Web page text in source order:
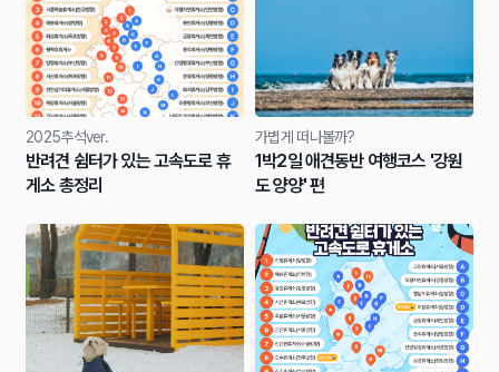
2025추석ver.
반려견 쉼터가 있는 고속도로 휴
게소 총정리
가볍게 떠나볼까?
1박2일 애견동반 여행코스 '강원
도 양양' 편